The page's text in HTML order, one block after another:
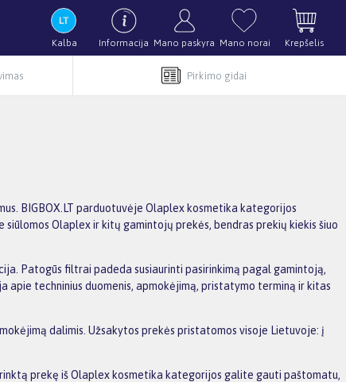
Kalba Informacija Mano paskyra Mano norai Krepšelis
Pirkimo gidai
BIGBOX.LT parduotuvėje Olaplex kosmetika kategorijos
Olaplex ir kitų gamintojų prekės, bendras prekių kiekis šiuo
Patogūs filtrai padeda susiaurinti pasirinkimą pagal gamintoją,
techninius duomenis, apmokėjimą, pristatymo terminą ir kitas
dalimis. Užsakytos prekės pristatomos visoje Lietuvoje: į
prekę iš Olaplex kosmetika kategorijos galite gauti paštomatu,